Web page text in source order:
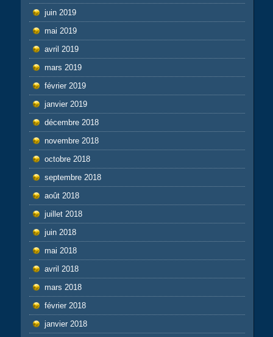
juin 2019
mai 2019
avril 2019
mars 2019
février 2019
janvier 2019
décembre 2018
novembre 2018
octobre 2018
septembre 2018
août 2018
juillet 2018
juin 2018
mai 2018
avril 2018
mars 2018
février 2018
janvier 2018